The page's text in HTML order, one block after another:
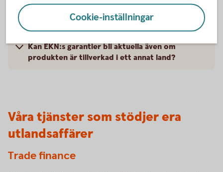
Kan nystartade företag få stöd av EKN?
Kan EKN:s garantier bli aktuella även om
produkten är tillverkad i ett annat land?
Våra tjänster som stödjer era
utlandsaffärer
Trade finance
Cookie-inställningar